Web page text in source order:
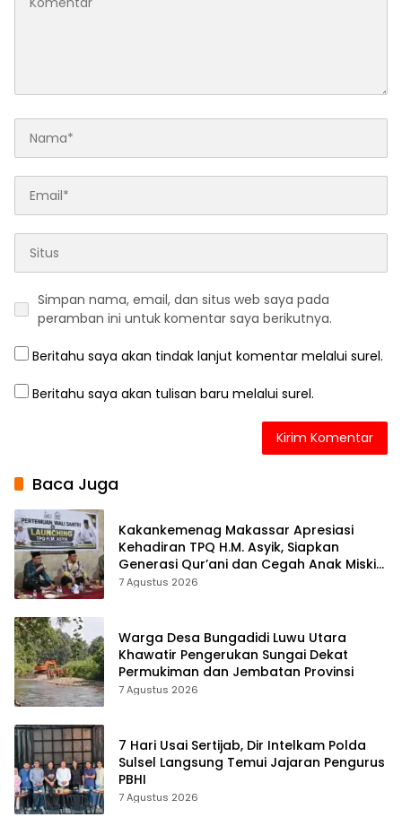
Simpan nama, email, dan situs web saya pada
peramban ini untuk komentar saya berikutnya.
Beritahu saya akan tindak lanjut komentar melalui surel.
Beritahu saya akan tulisan baru melalui surel.
Baca Juga
Kakankemenag Makassar Apresiasi
Kehadiran TPQ H.M. Asyik, Siapkan
Generasi Qur’ani dan Cegah Anak Miskin
Spiritualitas
7 Agustus 2026
Warga Desa Bungadidi Luwu Utara
Khawatir Pengerukan Sungai Dekat
Permukiman dan Jembatan Provinsi
7 Agustus 2026
7 Hari Usai Sertijab, Dir Intelkam Polda
Sulsel Langsung Temui Jajaran Pengurus
PBHI
7 Agustus 2026